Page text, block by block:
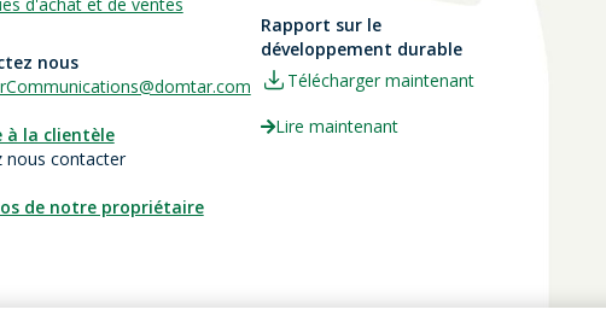
nous
à la clientèle
nous contacter
de notre propriétaire
Rapport sur le
développement durable
Télécharger maintenant
Lire maintenant